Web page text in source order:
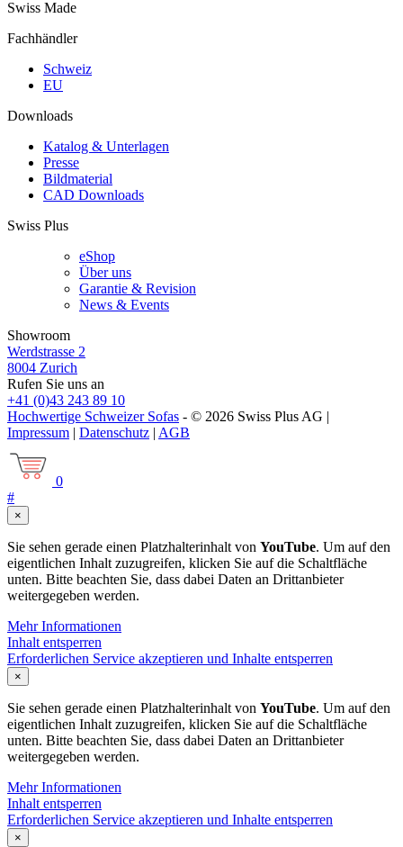
Swiss Made
Fachhändler
Schweiz
EU
Downloads
Katalog & Unterlagen
Presse
Bildmaterial
CAD Downloads
Swiss Plus
eShop
Über uns
Garantie & Revision
News & Events
Showroom
Werdstrasse 2
8004 Zurich
Rufen Sie uns an
+41 (0)43 243 89 10
Hochwertige Schweizer Sofas - © 2026 Swiss Plus AG |
Impressum | Datenschutz | AGB
0
#
×
Sie sehen gerade einen Platzhalterinhalt von YouTube. Um auf den
eigentlichen Inhalt zuzugreifen, klicken Sie auf die Schaltfläche
unten. Bitte beachten Sie, dass dabei Daten an Drittanbieter
weitergegeben werden.
Mehr Informationen
Inhalt entsperren
Erforderlichen Service akzeptieren und Inhalte entsperren
×
Sie sehen gerade einen Platzhalterinhalt von YouTube. Um auf den
eigentlichen Inhalt zuzugreifen, klicken Sie auf die Schaltfläche
unten. Bitte beachten Sie, dass dabei Daten an Drittanbieter
weitergegeben werden.
Mehr Informationen
Inhalt entsperren
Erforderlichen Service akzeptieren und Inhalte entsperren
×